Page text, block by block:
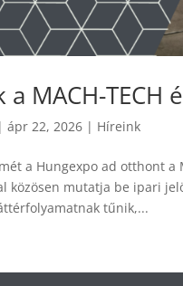
MACH-TECH
|ápr 22, 2026 | Híreink
a Hungexpo ad otthont a
közösen mutatja be ipari
tűnik,...